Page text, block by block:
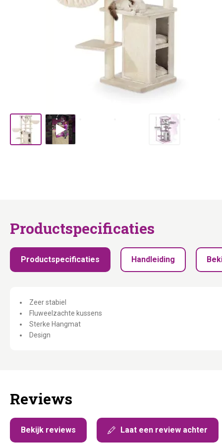
Productspecificaties
Productspecificaties Handleiding
Zeer stabiel
Fluweelzachte kussens
Sterke Hangmat
Design
Reviews
Bekijk reviews Laat een review achter